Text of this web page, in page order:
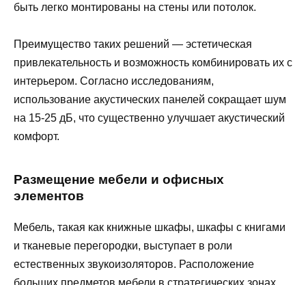
быть легко монтированы на стены или потолок.
Преимущество таких решений — эстетическая
привлекательность и возможность комбинировать их с
интерьером. Согласно исследованиям,
использование акустических панелей сокращает шум
на 15-25 дБ, что существенно улучшает акустический
комфорт.
Размещение мебели и офисных
элементов
Мебель, такая как книжные шкафы, шкафы с книгами
и тканевые перегородки, выступает в роли
естественных звукоизоляторов. Расположение
больших предметов мебели в стратегических зонах